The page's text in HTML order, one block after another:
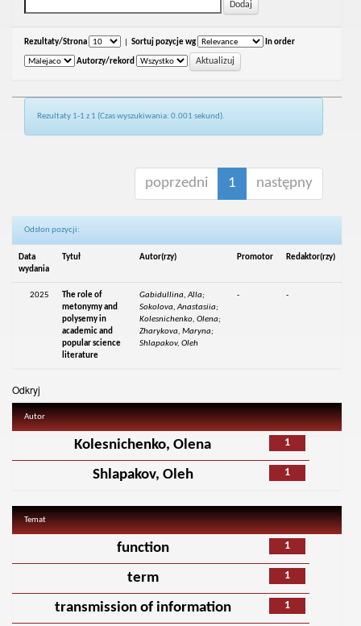
Rezultaty/Strona Sortuj pozycje wg In order
Autorzy/rekord
Rezultaty 1-1 z 1 (Czas wyszukiwania: 0.001 sekund).
poprzedni 1 następny
Odsłon pozycji:
Data
wydania
Tytuł Autor(rzy) Promotor Redaktor(rzy)
2025
The role of
metonymy and
polysemy in
academic and
popular science
literature
Gabidullina, Alla;
Sokolova, Anastasiia;
Kolesnichenko, Olena;
Zharykova, Maryna;
Shlapakov, Oleh
- -
Odkryj
Autor
1
Kolesnichenko, Olena
1
Shlapakov, Oleh
Temat
1
function
1
term
1
transmission of information